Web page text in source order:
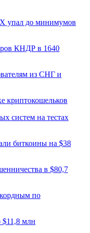
упал до минимумов
КНДР в 1640
из СНГ и
криптокошельков
систем на тестах
биткоины на $38
в $80,7
по
$11,8 млн